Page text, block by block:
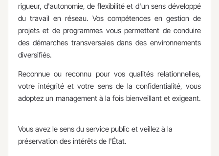
rigueur, d'autonomie, de flexibilité et d'un sens développé
du travail en réseau. Vos compétences en gestion de
projets et de programmes vous permettent de conduire
des démarches transversales dans des environnements
diversifiés.
Reconnue ou reconnu pour vos qualités relationnelles,
votre intégrité et votre sens de la confidentialité, vous
adoptez un management à la fois bienveillant et exigeant.
Vous avez le sens du service public et veillez à la
préservation des intérêts de l'État.​